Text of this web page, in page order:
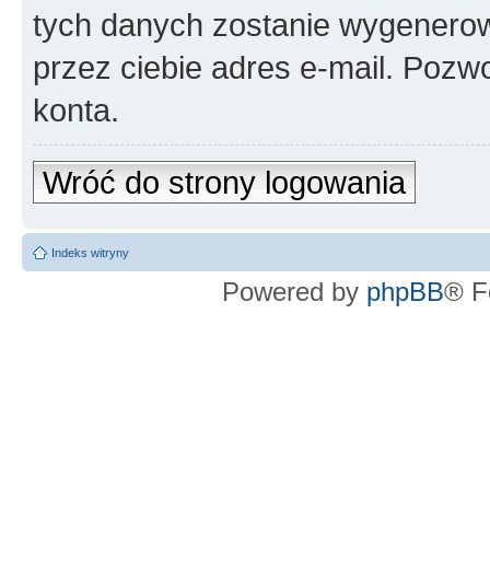
tych danych zostanie
przez ciebie adres e-mail.
konta.
Wróć do strony logowania
Indeks witryny
Powered by phpBB®